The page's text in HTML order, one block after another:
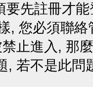
要先註冊才
, 您必須聯
止進入, 那
, 若不是此